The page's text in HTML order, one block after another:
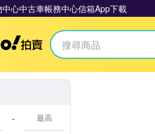
中心中古車帳務中心信箱App下載
Yahoo拍賣
-